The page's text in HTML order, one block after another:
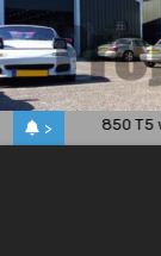
Skip
to
content
>
S60 850 T5